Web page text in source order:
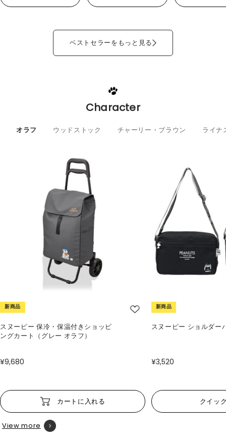
ベストセラーをもっと見る
Character
オラフ ウッドストック チャーリー・ブラウン ライナ
新商品
スヌーピー 保冷・保温付きショッピ
ングカート（グレー オラフ）
¥9,680
カートに入れる
新商品
スヌーピー ショルダー
¥3,520
クイッ
View more